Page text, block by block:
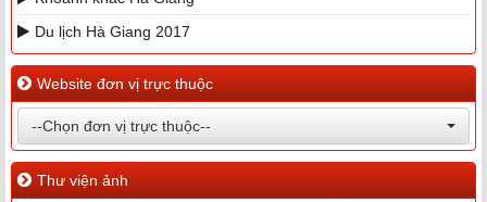
Du lịch Hà Giang 2017
Website đơn vị trực thuộc
--Chọn đơn vị trực thuộc--
Thư viện ảnh